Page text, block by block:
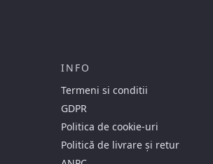
INFO
Termeni si conditii
GDPR
Politica de cookie-uri
Politică de livrare și retur